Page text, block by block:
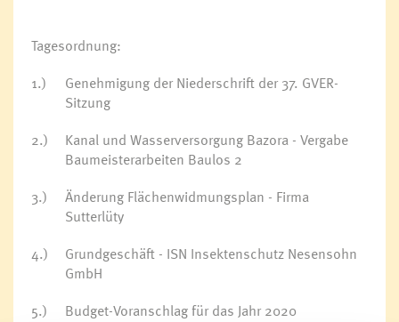
Tagesordnung:
1.)
Genehmigung der Niederschrift der 37. GVER-
Sitzung
2.)
Kanal und Wasserversorgung Bazora - Vergabe
Baumeisterarbeiten Baulos 2
3.)
Änderung Flächenwidmungsplan - Firma
Sutterlüty
4.)
Grundgeschäft - ISN Insektenschutz Nesensohn
GmbH
5.)
Budget-Voranschlag für das Jahr 2020